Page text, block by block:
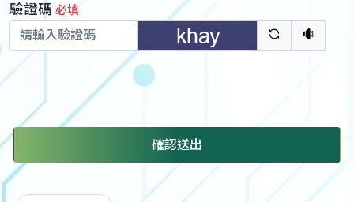
驗證碼 必填
驗證碼重新
聽語
確認送出